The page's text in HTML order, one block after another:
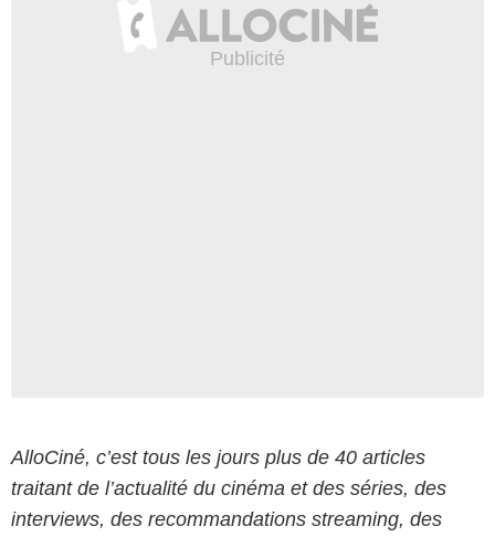
AlloCiné, c’est tous les jours plus de 40 articles
traitant de l’actualité du cinéma et des séries, des
interviews, des recommandations streaming, des